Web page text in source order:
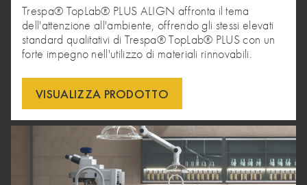
Trespa® TopLab® PLUS ALIGN affronta il tema
dell'attenzione all'ambiente, offrendo gli stessi elevati
standard qualitativi di Trespa® TopLab® PLUS con un
forte impegno nell'utilizzo di materiali rinnovabili.
VISUALIZZA PRODOTTO